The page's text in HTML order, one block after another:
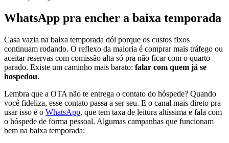
WhatsApp pra encher a baixa temporada
Casa vazia na baixa temporada dói porque os custos fixos
continuam rodando. O reflexo da maioria é comprar mais tráfego ou
aceitar reservas com comissão alta só pra não ficar com o quarto
parado. Existe um caminho mais barato: falar com quem já se
hospedou.
Lembra que a OTA não te entrega o contato do hóspede? Quando
você fideliza, esse contato passa a ser seu. E o canal mais direto pra
usar isso é o WhatsApp, que tem taxa de leitura altíssima e fala com
o hóspede de forma pessoal. Algumas campanhas que funcionam
bem na baixa temporada: